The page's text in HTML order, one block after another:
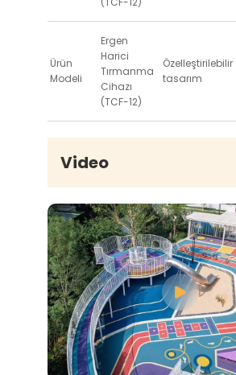
Ürün
Modeli
Ergen
Harici
Tırmanma
Cihazı
(TCF-12)
Özelleştirilebilir
tasarım
Video